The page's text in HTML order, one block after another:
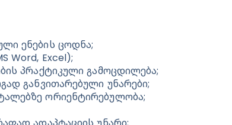
ენების ცოდნა;
Word, Excel);
პრაქტიკული გამოცდილება;
განვითარებული უნარები;
ორიენტირებულობა;